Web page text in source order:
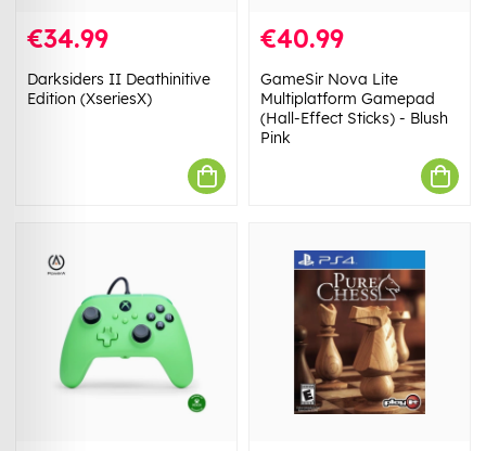
€34.99
Darksiders II Deathinitive
Edition (XseriesX)
€40.99
GameSir Nova Lite
Multiplatform Gamepad
(Hall-Effect Sticks) - Blush
Pink